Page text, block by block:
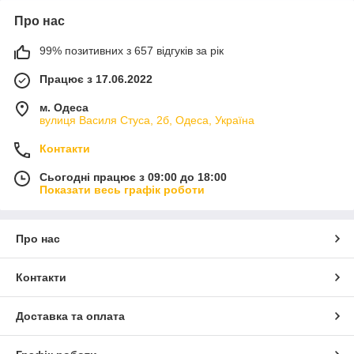
Про нас
99% позитивних з 657 відгуків за рік
Працює з 17.06.2022
м. Одеса
вулиця Василя Стуса, 2б, Одеса, Україна
Контакти
Сьогодні працює з 09:00 до 18:00
Показати весь графік роботи
Про нас
Контакти
Доставка та оплата